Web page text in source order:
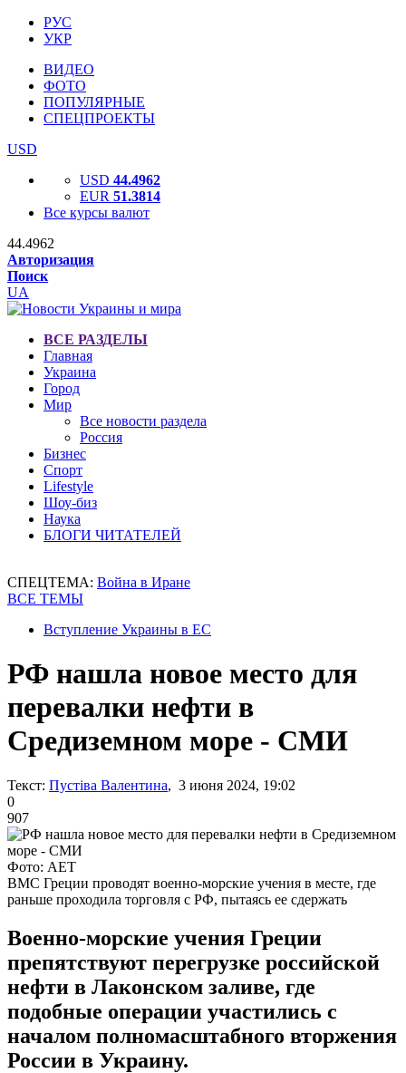
РУС
УКР
ВИДЕО
ФОТО
ПОПУЛЯРНЫЕ
СПЕЦПРОЕКТЫ
USD
USD 44.4962
EUR 51.3814
Все курсы валют
44.4962
Авторизация
Поиск
UA
ВСЕ РАЗДЕЛЫ
Главная
Украина
Город
Мир
Все новости раздела
Россия
Бизнес
Спорт
Lifestyle
Шоу-биз
Наука
БЛОГИ ЧИТАТЕЛЕЙ
СПЕЦТЕМА: Война в Иране
ВСЕ ТЕМЫ
Вступление Украины в ЕС
РФ нашла новое место для
перевалки нефти в
Средиземном море - СМИ
Текст: Пустіва Валентина, 3 июня 2024, 19:02
0
907
Фото: AET
ВМС Греции проводят военно-морские учения в месте, где
раньше проходила торговля с РФ, пытаясь ее сдержать
Военно-морские учения Греции
препятствуют перегрузке российской
нефти в Лаконском заливе, где
подобные операции участились с
началом полномасштабного вторжения
России в Украину.